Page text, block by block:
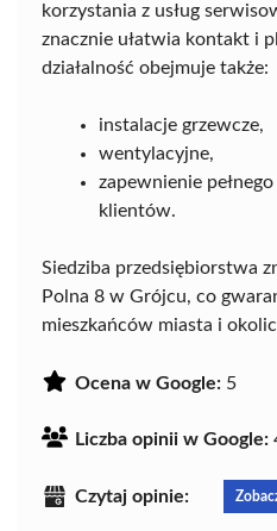
korzystania z usług
znacznie ułatwia kontakt i
działalność obejmuje także:
instalacje grzewcze,
wentylacyjne,
zapewnienie
klientów.
Siedziba przedsiębiorstwa
Polna 8 w Grójcu, co
mieszkańców miasta i
Ocena w Google: 5
Liczba opinii w Google:
Czytaj opinie: